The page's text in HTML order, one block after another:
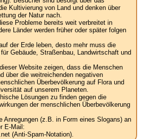
Kultivierung von Land und denken über
der Natur nach.
Probleme bereits weit verbreitet in
Länder werden früher oder später folgen
der Erde leben, desto mehr muss die
Gebäude, Straßenbau, Landwirtschaft und
Website zeigen, dass die Menschen
über die weitreichenden negativen
Überbevölkerung auf Flora und
auf unserem Planeten.
Lösungen zu finden gegen die
der menschlichen Überbevölkerung
Anregungen (z.B. in Form eines Slogans) an
E-Mail:
(Anti-Spam-Notation).